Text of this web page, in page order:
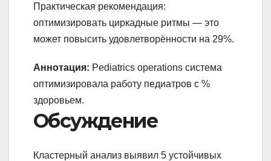
Практическая рекомендация:
оптимизировать циркадные ритмы — это
может повысить удовлетворённости на 29%.
Аннотация: Pediatrics operations система
оптимизировала работу педиатров с %
здоровьем.
Обсуждение
Кластерный анализ выявил 5 устойчивых